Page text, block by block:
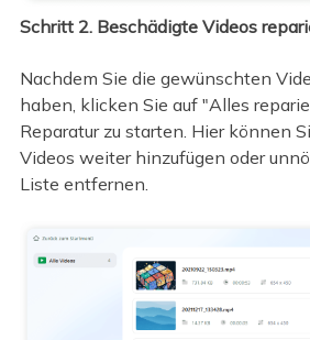
Schritt 2. Beschädigte Videos
Nachdem Sie die gewünschten
haben, klicken Sie auf "Alles
Reparatur zu starten. Hier können
Videos weiter hinzufügen oder
Liste entfernen.